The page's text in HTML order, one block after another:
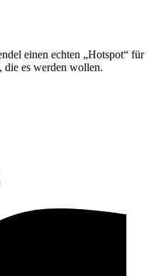
einen echten „Hotspot“ für
die es werden wollen.